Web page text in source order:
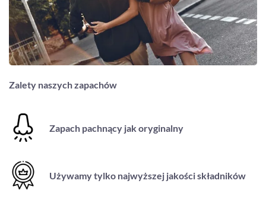
Zalety naszych zapachów
Zapach pachnący jak oryginalny
Używamy tylko najwyższej jakości składników